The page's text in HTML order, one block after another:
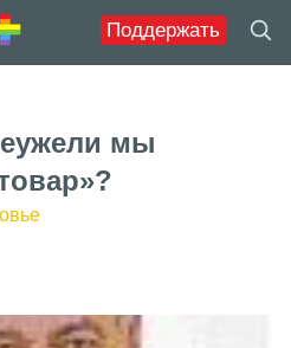
Поддержать
мы